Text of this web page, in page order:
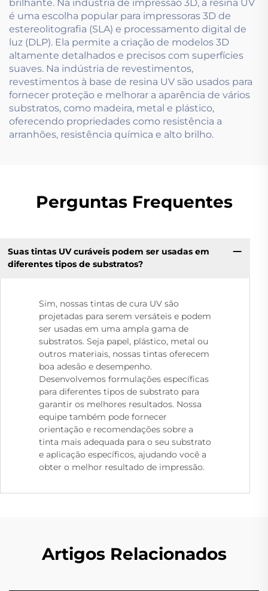
brilhante. Na indústria de impressão 3D, a resina UV
é uma escolha popular para impressoras 3D de
estereolitografia (SLA) e processamento digital de
luz (DLP). Ela permite a criação de modelos 3D
altamente detalhados e precisos com superfícies
suaves. Na indústria de revestimentos,
revestimentos à base de resina UV são usados para
fornecer proteção e melhorar a aparência de vários
substratos, como madeira, metal e plástico,
oferecendo propriedades como resistência a
arranhões, resistência química e alto brilho.
Perguntas Frequentes
Suas tintas UV curáveis podem ser usadas em
diferentes tipos de substratos?
Sim, nossas tintas de cura UV são
projetadas para serem versáteis e podem
ser usadas em uma ampla gama de
substratos. Seja papel, plástico, metal ou
outros materiais, nossas tintas oferecem
boa adesão e desempenho.
Desenvolvemos formulações específicas
para diferentes tipos de substrato para
garantir os melhores resultados. Nossa
equipe também pode fornecer
orientação e recomendações sobre a
tinta mais adequada para o seu substrato
e aplicação específicos, ajudando você a
obter o melhor resultado de impressão.
Artigos Relacionados